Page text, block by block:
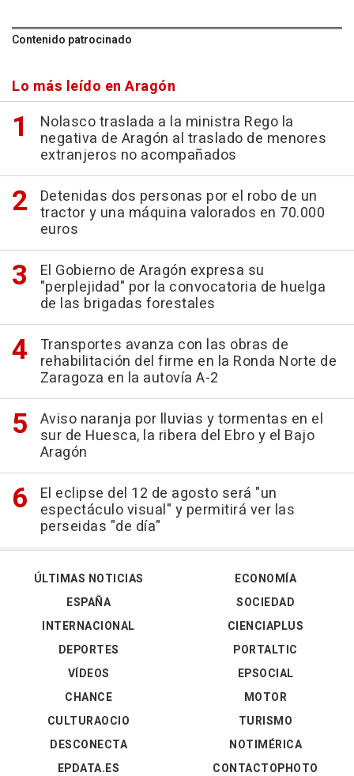
Contenido patrocinado
Lo más leído en Aragón
Nolasco traslada a la ministra Rego la
negativa de Aragón al traslado de menores
extranjeros no acompañados
Detenidas dos personas por el robo de un
tractor y una máquina valorados en 70.000
euros
El Gobierno de Aragón expresa su
"perplejidad" por la convocatoria de huelga
de las brigadas forestales
Transportes avanza con las obras de
rehabilitación del firme en la Ronda Norte de
Zaragoza en la autovía A-2
Aviso naranja por lluvias y tormentas en el
sur de Huesca, la ribera del Ebro y el Bajo
Aragón
El eclipse del 12 de agosto será "un
espectáculo visual" y permitirá ver las
perseidas "de día"
ÚLTIMAS NOTICIAS
ESPAÑA
INTERNACIONAL
DEPORTES
VÍDEOS
ECONOMÍA
SOCIEDAD
CIENCIAPLUS
PORTALTIC
EPSOCIAL
CHANCE
CULTURAOCIO
DESCONECTA
EPDATA.ES
MOTOR
TURISMO
NOTIMÉRICA
CONTACTOPHOTO